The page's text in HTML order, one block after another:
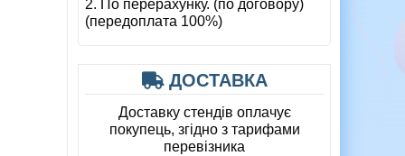
2. По перерахунку. (по договору)
(передоплата 100%)
ДОСТАВКА
Доставку стендів оплачує
покупець, згідно з тарифами
перевізника